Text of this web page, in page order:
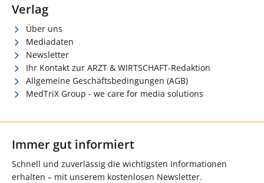
Verlag
Über uns
Mediadaten
Newsletter
Ihr Kontakt zur ARZT & WIRTSCHAFT-Redaktion
Allgemeine Geschäftsbedingungen (AGB)
MedTriX Group - we care for media solutions
Immer gut informiert
Schnell und zuverlässig die wichtigsten Informationen
erhalten – mit unserem kostenlosen Newsletter.